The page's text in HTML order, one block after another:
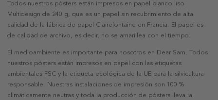
Todos nuestros pósters están impresos en papel blanco liso
Multidesign de 240 g, que es un papel sin recubrimiento de alta
calidad de la fábrica de papel Clairefontaine en Francia. El papel es
de calidad de archivo, es decir, no se amarillea con el tiempo.
El medioambiente es importante para nosotros en Dear Sam. Todos
nuestros pósters están impresos en papel con las etiquetas
ambientales FSC y la etiqueta ecológica de la UE para la silvicultura
responsable. Nuestras instalaciones de impresión son 100 %
climáticamente neutras y toda la producción de pósters lleva la